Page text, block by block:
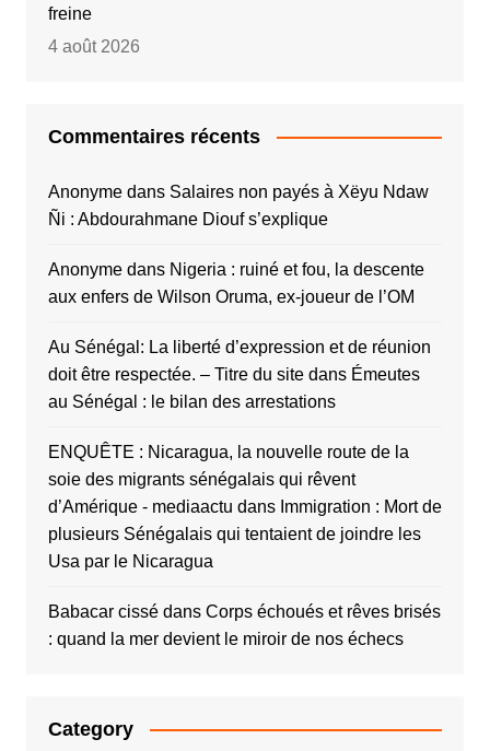
freine
4 août 2026
Commentaires récents
Anonymedans Salaires non payés à Xëyu Ndaw
Ñi : Abdourahmane Diouf s’explique
Anonymedans Nigeria : ruiné et fou, la descente
aux enfers de Wilson Oruma, ex-joueur de l’OM
Au Sénégal: La liberté d’expression et de réunion
doit être respectée. – Titre du sitedans Émeutes
au Sénégal : le bilan des arrestations
ENQUÊTE : Nicaragua, la nouvelle route de la
soie des migrants sénégalais qui rêvent
d’Amérique - mediaactu dans Immigration : Mort de
plusieurs Sénégalais qui tentaient de joindre les
Usa par le Nicaragua
Babacar cissédans Corps échoués et rêves brisés
: quand la mer devient le miroir de nos échecs
Category